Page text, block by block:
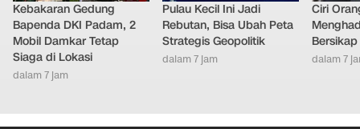
Kebakaran Gedung
Bapenda DKI Padam, 2
Mobil Damkar Tetap
Siaga di Lokasi
dalam 7 jam
Pulau Kecil Ini Jadi
Rebutan, Bisa Ubah Peta
Strategis Geopolitik
dalam 7 jam
Ciri
dalam 7